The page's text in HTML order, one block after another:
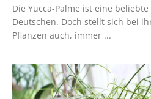
Die Yucca-Palme ist eine
Deutschen. Doch stellt sich bei
Pflanzen auch, immer ...